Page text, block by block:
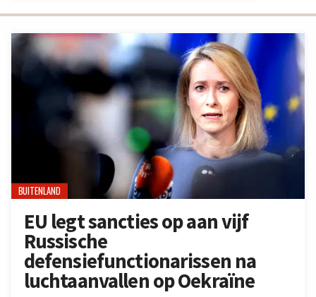
BUITENLAND
EU legt sancties op aan vijf
Russische
defensiefunctionarissen na
luchtaanvallen op Oekraïne